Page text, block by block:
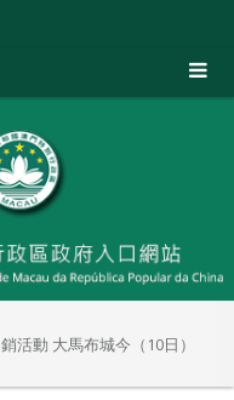
活動 大馬布城今（10日）